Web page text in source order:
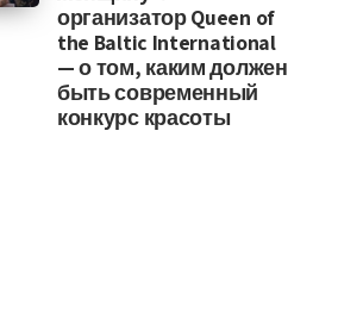
организатор Queen of
the Baltic International
— о том, каким должен
быть современный
конкурс красоты